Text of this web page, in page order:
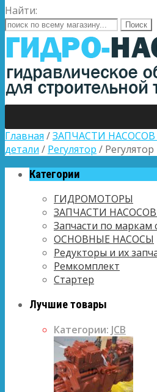
Найти:
Главная /ЗАПЧАСТИ НАСОСОВ
детали / Регулятор /
Категории
ГИДРОМОТОРЫ
ЗАПЧАСТИ НАСОСОВ
Запчасти по маркам
ОСНОВНЫЕ НАСОСЫ
Редукторы и их
Ремкомплект
Стартер
Лучшие товары
Категории: JCB